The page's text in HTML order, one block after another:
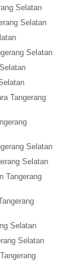
Selatan
Selatan
Selatan
Tangerang
Selatan
Selatan
Tangerang
Selatan
Selatan